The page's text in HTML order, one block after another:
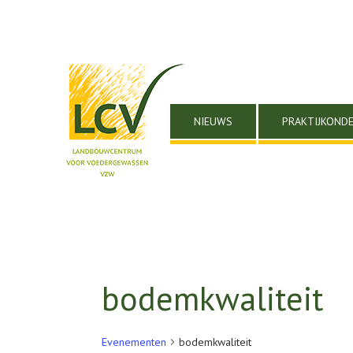
NIEUWS
bodemkwaliteit
Evenementen bodemkwaliteit